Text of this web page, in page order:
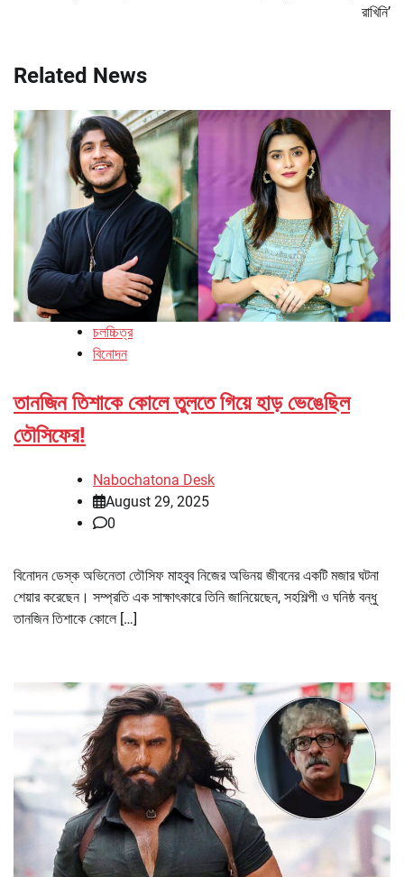
রাখিনি’
Related News
চলচ্চিত্র
বিনোদন
তানজিন তিশাকে কোলে তুলতে গিয়ে হাড় ভেঙেছিল
তৌসিফের!
Nabochatona Desk
August 29, 2025
0
বিনোদন ডেস্ক অভিনেতা তৌসিফ মাহবুব নিজের অভিনয় জীবনের একটি মজার ঘটনা
শেয়ার করেছেন। সম্প্রতি এক সাক্ষাৎকারে তিনি জানিয়েছেন, সহশিল্পী ও ঘনিষ্ঠ বন্ধু
তানজিন তিশাকে কোলে […]